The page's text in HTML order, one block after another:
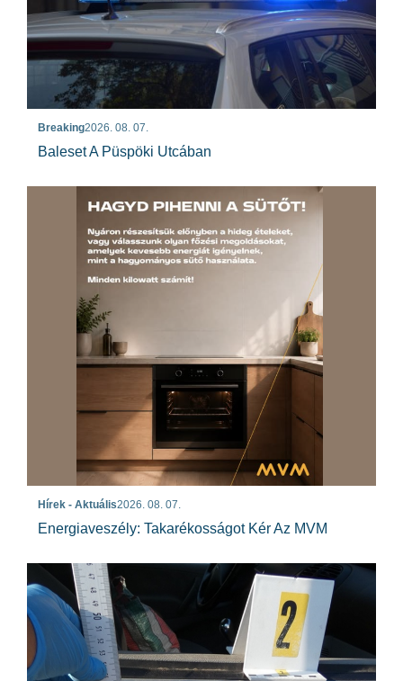
Breaking2026. 08. 07.
Baleset A Püspöki Utcában
Hírek - Aktuális2026. 08. 07.
Energiaveszély: Takarékosságot Kér Az MVM